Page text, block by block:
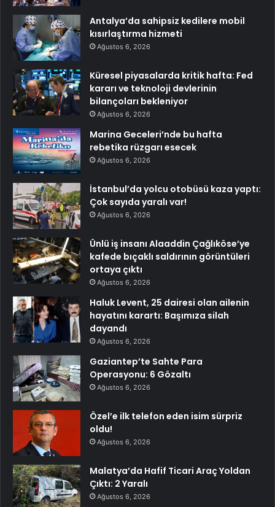
Antalya’da sahipsiz kedilere mobil
kısırlaştırma hizmeti
Ağustos 6, 2026
Küresel piyasalarda kritik hafta: Fed
kararı ve teknoloji devlerinin
bilançoları bekleniyor
Ağustos 6, 2026
Marina Geceleri’nde bu hafta
rebetika rüzgarı esecek
Ağustos 6, 2026
İstanbul’da yolcu otobüsü kaza yaptı:
Çok sayıda yaralı var!
Ağustos 6, 2026
Ünlü iş insanı Alaaddin Çağlıköse’ye
kafede bıçaklı saldırının görüntüleri
ortaya çıktı
Ağustos 6, 2026
Haluk Levent, 25 dairesi olan ailenin
hayatını karartı: Başımıza silah
dayandı
Ağustos 6, 2026
Gaziantep’te Sahte Para
Operasyonu: 6 Gözaltı
Ağustos 6, 2026
Özel’e ilk telefon eden isim sürpriz
oldu!
Ağustos 6, 2026
Malatya’da Hafif Ticari Araç Yoldan
Çıktı: 2 Yaralı
Ağustos 6, 2026